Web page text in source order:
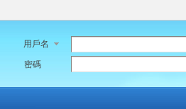
用戶名
密碼